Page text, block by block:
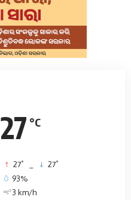
27 °C
27° 27°
93%
3 km/h